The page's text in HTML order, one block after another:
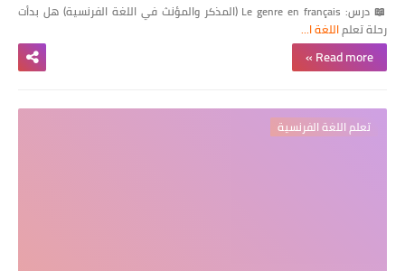
📖 درس: Le genre en français (المذكر والمؤنث في اللغة الفرنسية) هل بدأت
رحلة تعلماللغة ا…
Read more »
تعلم اللغة الفرنسية